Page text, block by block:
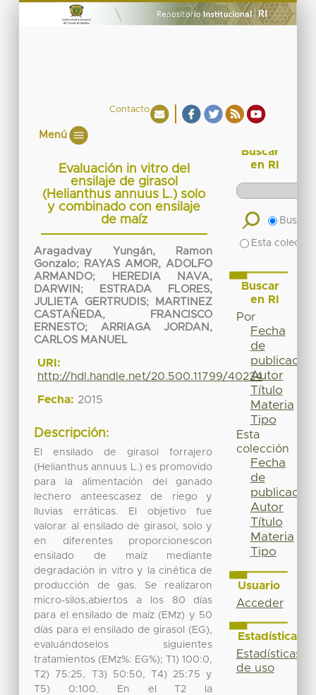
Contacto
Menú
Evaluación in vitro del
ensilaje de girasol
(Helianthus annuus L.) solo
y combinado con ensilaje
de maíz
Aragadvay Yungán, Ramon
Gonzalo;
RAYAS AMOR, ADOLFO
ARMANDO;
HEREDIA NAVA,
DARWIN ;
ESTRADA FLORES,
JULIETA GERTRUDIS;
MARTINEZ
CASTAÑEDA, FRANCISCO
ERNESTO; ARRIAGA JORDAN,
CARLOS MANUEL
URI:
http://hdl.handle.net/20.500.11799/40234
Fecha: 2015
Descripción:
El ensilado de girasol forrajero
(Helianthus annuus L.) es promovido
para la alimentación del ganado
lechero anteescasez de riego y
lluvias erráticas. El objetivo fue
valorar al ensilado de girasol, solo y
en diferentes proporcionescon
ensilado de maíz mediante
degradación in vitro y la cinética de
producción de gas. Se realizaron
micro-silos,abiertos a los 80 días
para el ensilado de maíz (EMz) y 50
días para el ensilado de girasol (EG),
evaluándoselos siguientes
tratamientos (EMz%: EG%); T1) 100:0,
T2) 75:25, T3) 50:50, T4) 25:75 y
T5) 0:100. En el T2 la
Buscar
en RI
Buscar
Esta
Buscar
en RI
Por
Fecha
de
publicación
Autor
Título
Materia
Tipo
Esta
colección
Fecha
de
publicación
Autor
Título
Materia
Tipo
Usuario
Acceder
Estadísticas
Estadísticas
de uso